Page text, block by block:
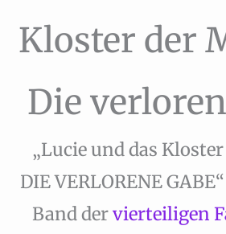
Kloster der
Die
„Lucie und das
DIE VERLORENE
Band dervierteiligen